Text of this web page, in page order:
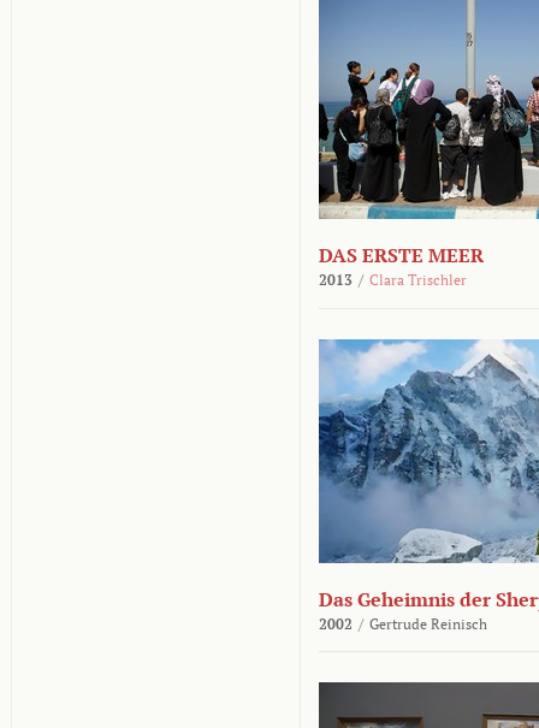
DAS ERSTE MEER
2013 / Clara Trischler
Das Geheimnis der
2002 / Gertrude Reinisch